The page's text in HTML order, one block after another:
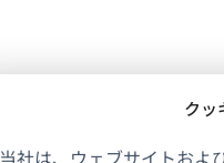
クッ
当社は、ウェブサイトおよ